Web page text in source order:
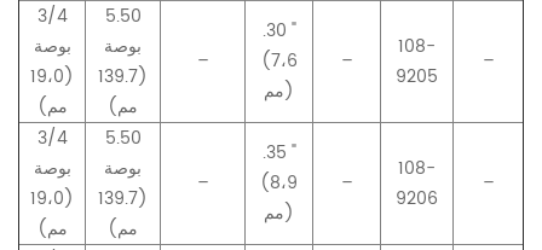
3/4
بوصة
(19،0
مم)
5.50
بوصة
(139.7
مم)
–
.30 "
(7،6
مم)
–
108-
9205
–
3/4
بوصة
(19،0
مم)
5.50
بوصة
(139.7
مم)
–
.35 "
(8،9
مم)
–
108-
9206
–